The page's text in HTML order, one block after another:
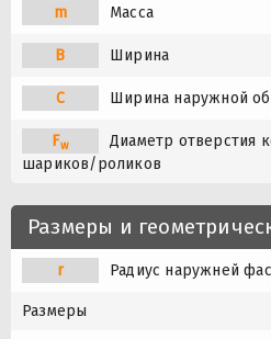
m Масса
B Ширина
C Ширина наружной
Fw
Диаметр отверстия
шариков/роликов
Размеры и
r Радиус наружней
Размеры